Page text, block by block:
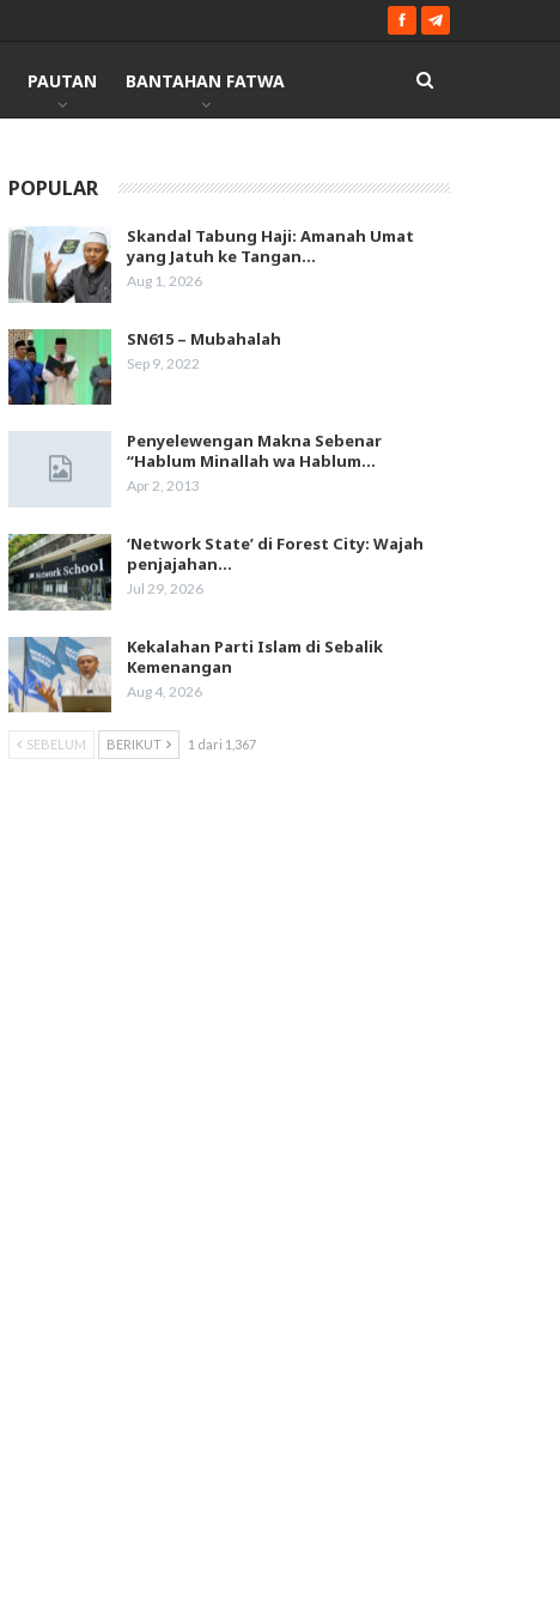
PAUTAN BANTAHAN FATWA
POPULAR
Skandal Tabung Haji: Amanah Umat
yang Jatuh ke Tangan…
Aug 1, 2026
SN615 – Mubahalah
Sep 9, 2022
Penyelewengan Makna Sebenar
“Hablum Minallah wa Hablum…
Apr 2, 2013
‘Network State’ di Forest City: Wajah
penjajahan…
Jul 29, 2026
Kekalahan Parti Islam di Sebalik
Kemenangan
Aug 4, 2026
SEBELUM BERIKUT 1 dari 1,367